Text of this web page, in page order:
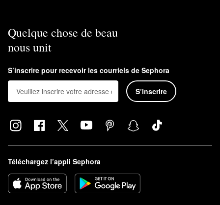
Quelque chose de beau
nous unit
S’inscrire pour recevoir les courriels de Sephora
S’inscrire
Téléchargez l’appli Sephora